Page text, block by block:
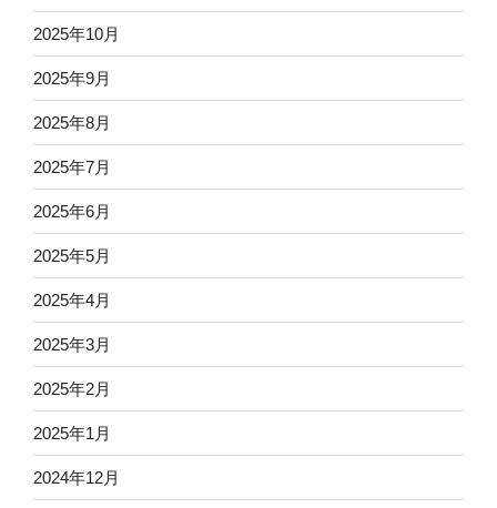
2025年10月
2025年9月
2025年8月
2025年7月
2025年6月
2025年5月
2025年4月
2025年3月
2025年2月
2025年1月
2024年12月